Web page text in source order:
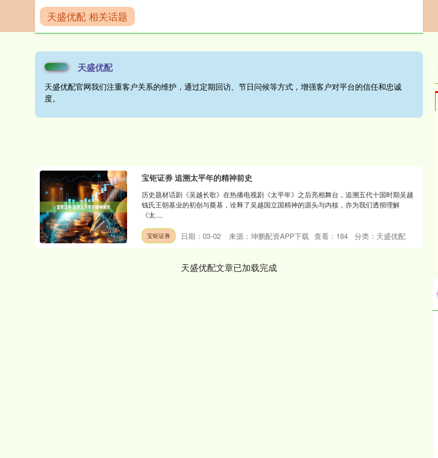
天盛优配
天盛优配官网我们注重客户关系的维护，通过定期回访、节日问候等方式，增强客户对平台的信任和忠诚
度。
天盛优配 相关话题
宝钜证券 追溯太平年的精神前史
历史题材话剧《吴越长歌》在热播电视剧《太平年》之后亮相舞台，追溯五代十国时期吴越
钱氏王朝基业的初创与奠基，诠释了吴越国立国精神的源头与内核，亦为我们透彻理解
《太....
宝钜证券 日期：03-02 来源：坤鹏配资APP下载 查看： 184 分类： 天盛优配
天盛优配文章已加载完成